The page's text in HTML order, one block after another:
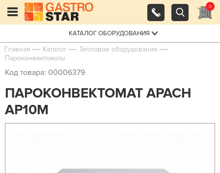
0
КАТАЛОГ ОБОРУДОВАНИЯ
Главная Каталог
Тепловое оборудование
Пароконвектоматы
Код товара: 00006379
ПАРОКОНВЕКТОМАТ APACH
AP10M